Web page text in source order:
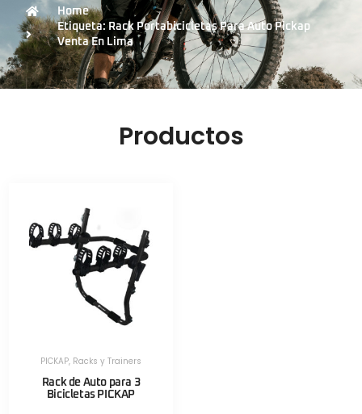
Home
Etiqueta: Rack Portabicicletas Para Auto Pickap
Venta En Lima
Productos
PICKAP, Racks y Trainers
Rack de Auto para 3
Bicicletas PICKAP